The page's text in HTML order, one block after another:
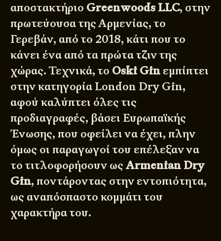
αποστακτήριο Greenwoods LLC, στην
πρωτεύουσα της Αρμενίας, το
Γερεβάν, από το 2018, κάτι που το
κάνει ένα από τα πρώτα τζιν της
χώρας. Τεχνικά, το Oski Gin εμπίπτει
στην κατηγορία London Dry Gin,
αφού καλύπτει όλες τις
προδιαγραφές, βάσει Ευρωπαϊκής
Ένωσης, που οφείλει να έχει, πλην
όμως οι παραγωγοί του επέλεξαν να
το τιτλοφορήσουν ωςArmenian Dry
Gin, ποντάροντας στην εντοπιότητα,
ως αναπόσπαστο κομμάτι του
χαρακτήρα του.